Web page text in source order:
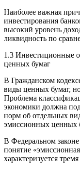
Наиболее важная
инвестирования
высокий уровень
ликвидность по
1.3 Инвестиционные
ценных бумаг
В Гражданском
виды ценных бумаг,
Проблема
экономики должна
норм об отдельных
эмиссионных ценных
В Федеральном
понятие
характеризуется